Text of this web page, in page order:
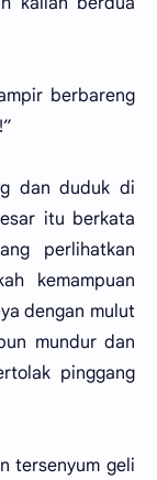
berbareng
dan duduk di
itu berkata
perlihatkan
kemampuan
dengan mulut
mundur dan
pinggang
tersenyum geli